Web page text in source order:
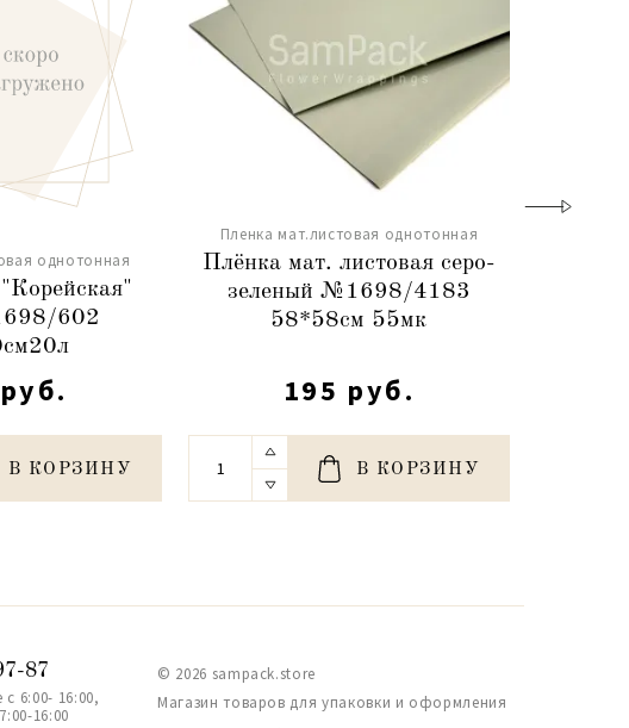
однотонная
602
В КОРЗИНУ
Пленка мат.листовая однотонная
Плёнка мат. листовая серо-
зеленый №1698/4183
58*58см 55мк
195 руб.
В КОРЗИНУ
87
6:00- 16:00,
16:00
© 2026 sampack.store
Магазин товаров для упаковки и оформления